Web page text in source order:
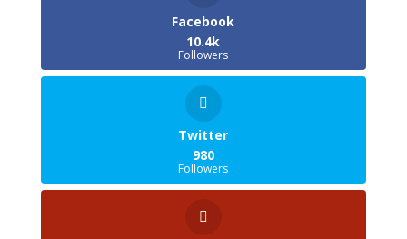
Facebook
10.4k
Followers
Twitter
980
Followers